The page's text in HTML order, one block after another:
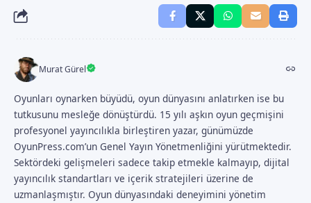
Murat Gürel
Oyunları oynarken büyüdü, oyun dünyasını anlatırken ise bu
tutkusunu mesleğe dönüştürdü. 15 yılı aşkın oyun geçmişini
profesyonel yayıncılıkla birleştiren yazar, günümüzde
OyunPress.com’un Genel Yayın Yönetmenliğini yürütmektedir.
Sektördeki gelişmeleri sadece takip etmekle kalmayıp, dijital
yayıncılık standartları ve içerik stratejileri üzerine de
uzmanlaşmıştır. Oyun dünyasındaki deneyimini yönetim